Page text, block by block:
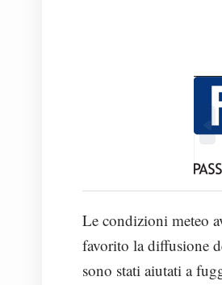
Le condizioni meteo
favorito la diffusione
sono stati aiutati a